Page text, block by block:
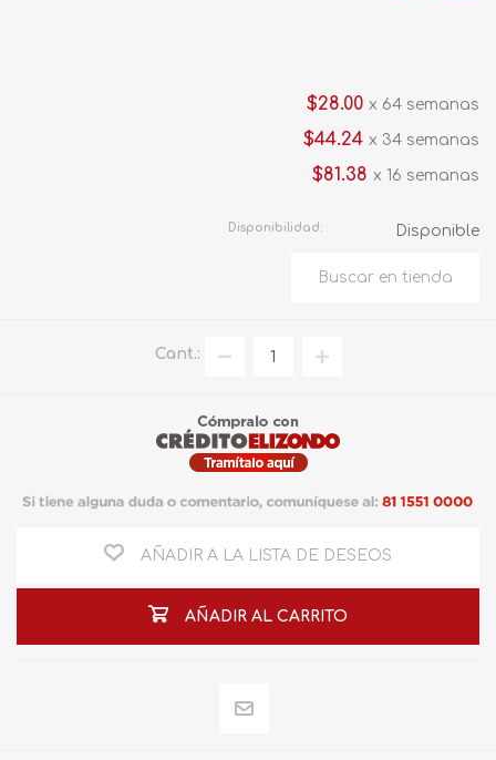
$28.00 x 64 semanas
$44.24 x 34 semanas
$81.38 x 16 semanas
Disponibilidad: Disponible
Cant.:
AÑADIR A LA LISTA DE DESEOS
AÑADIR AL CARRITO